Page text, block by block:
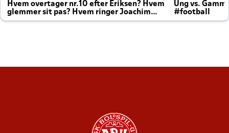
Hvem overtager nr.10 efter Eriksen? Hvem
glemmer sit pas? Hvem ringer Joachim
altid til efter kampe?
Ung vs.
#football